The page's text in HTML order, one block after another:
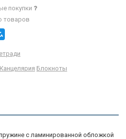
покупки
товаров
Канцелярия Блокноты
с ламинированной обложкой